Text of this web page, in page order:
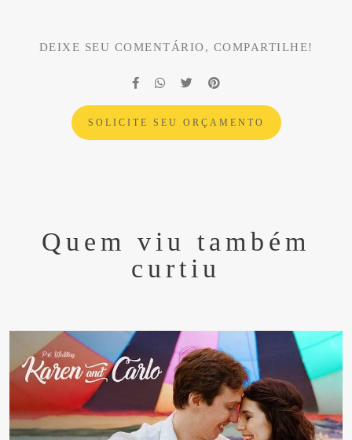
DEIXE SEU COMENTÁRIO, COMPARTILHE!
SOLICITE SEU ORÇAMENTO
Quem viu também
curtiu